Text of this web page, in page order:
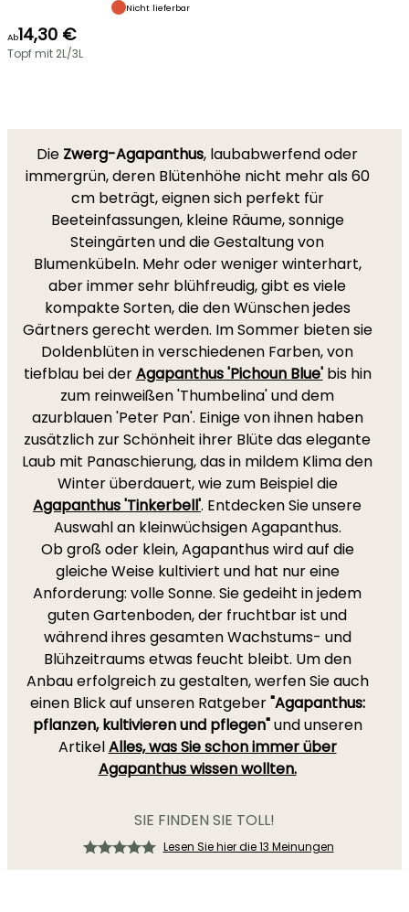
Nicht lieferbar
Ab14,30 €
Topf mit 2L/3L
Die Zwerg-Agapanthus, laubabwerfend oder
immergrün, deren Blütenhöhe nicht mehr als 60
cm beträgt, eignen sich perfekt für
Beeteinfassungen, kleine Räume, sonnige
Steingärten und die Gestaltung von
Blumenkübeln. Mehr oder weniger winterhart,
aber immer sehr blühfreudig, gibt es viele
kompakte Sorten, die den Wünschen jedes
Gärtners gerecht werden. Im Sommer bieten sie
Doldenblüten in verschiedenen Farben, von
tiefblau bei derAgapanthus 'Pichoun Blue'bis hin
zum reinweißen 'Thumbelina' und dem
azurblauen 'Peter Pan'. Einige von ihnen haben
zusätzlich zur Schönheit ihrer Blüte das elegante
Laub mit Panaschierung, das in mildem Klima den
Winter überdauert, wie zum Beispiel die
Agapanthus 'Tinkerbell'. Entdecken Sie unsere
Auswahl an kleinwüchsigen Agapanthus.
Ob groß oder klein, Agapanthus wird auf die
gleiche Weise kultiviert und hat nur eine
Anforderung: volle Sonne. Sie gedeiht in jedem
guten Gartenboden, der fruchtbar ist und
während ihres gesamten Wachstums- und
Blühzeitraums etwas feucht bleibt. Um den
Anbau erfolgreich zu gestalten, werfen Sie auch
einen Blick auf unseren Ratgeber"Agapanthus:
pflanzen, kultivieren und pflegen"und unseren
ArtikelAlles, was Sie schon immer über
Agapanthus wissen wollten.
SIE FINDEN SIE TOLL!
Lesen Sie hier die 13 Meinungen